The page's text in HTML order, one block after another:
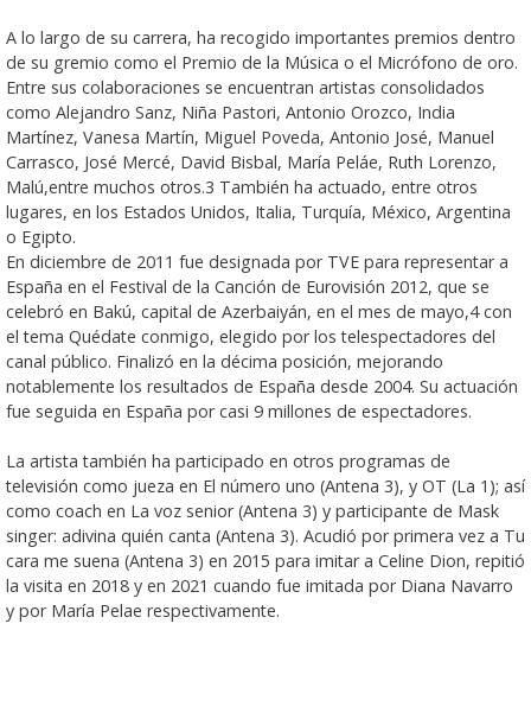
A lo largo de su carrera, ha recogido importantes premios dentro
de su gremio como el Premio de la Música o el Micrófono de oro.
Entre sus colaboraciones se encuentran artistas consolidados
como Alejandro Sanz, Niña Pastori, Antonio Orozco, India
Martínez, Vanesa Martín, Miguel Poveda, Antonio José, Manuel
Carrasco, José Mercé, David Bisbal, María Peláe, Ruth Lorenzo,
Malú,entre muchos otros.3 También ha actuado, entre otros
lugares, en los Estados Unidos, Italia, Turquía, México, Argentina
o Egipto.
En diciembre de 2011 fue designada por TVE para representar a
España en el Festival de la Canción de Eurovisión 2012, que se
celebró en Bakú, capital de Azerbaiyán, en el mes de mayo,4 con
el tema Quédate conmigo, elegido por los telespectadores del
canal público. Finalizó en la décima posición, mejorando
notablemente los resultados de España desde 2004. Su actuación
fue seguida en España por casi 9 millones de espectadores.
La artista también ha participado en otros programas de
televisión como jueza en El número uno (Antena 3), y OT (La 1); así
como coach en La voz senior (Antena 3) y participante de Mask
singer: adivina quién canta (Antena 3). Acudió por primera vez a Tu
cara me suena (Antena 3) en 2015 para imitar a Celine Dion, repitió
la visita en 2018 y en 2021 cuando fue imitada por Diana Navarro
y por María Pelae respectivamente.